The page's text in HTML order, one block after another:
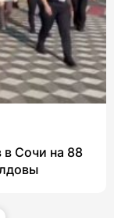
в Сочи на 88